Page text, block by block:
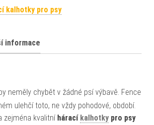
kalhotky pro psy
informace
neměly chybět v žádné psí výbavě. Fence
ulehčí toto, ne vždy pohodové, období.
zejména kvalitní hárací kalhotky pro psy